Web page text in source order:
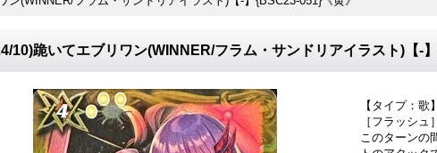
10)跪いてエブリワン(WINNER/フラム・サンドリアイラスト)【-
【タイプ：歌】
［フラッシュ］
このターンの